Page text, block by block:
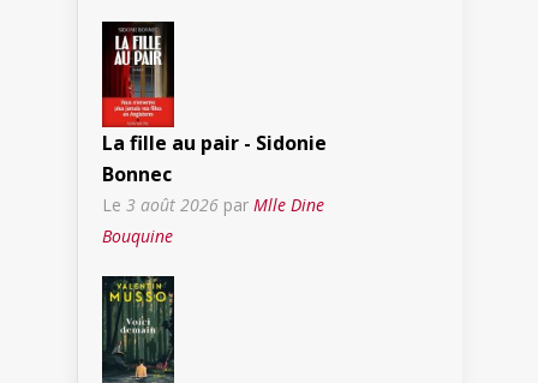
La fille au pair - Sidonie
Bonnec
Le 3 août 2026 par Mlle Dine
Bouquine